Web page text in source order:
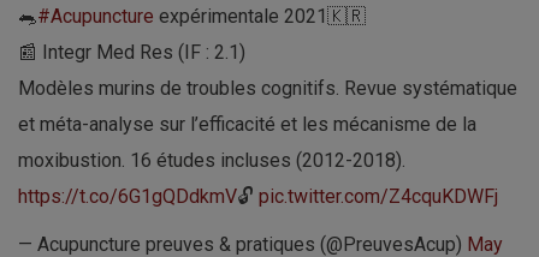
🐀#Acupuncture expérimentale 2021🇰🇷
📰 Integr Med Res (IF : 2.1)
Modèles murins de troubles cognitifs. Revue systématique
et méta-analyse sur l’efficacité et les mécanisme de la
moxibustion. 16 études incluses (2012-2018).
https://t.co/6G1gQDdkmV🔓 pic.twitter.com/Z4cquKDWFj
— Acupuncture preuves & pratiques (@PreuvesAcup) May